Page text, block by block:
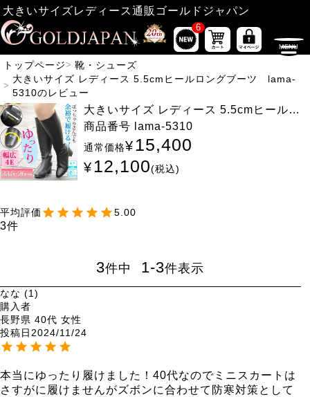
大きいサイズレディース通販ゴールドジャパン
6
トップページ
靴・シューズ
大きいサイズ レディース 5.5cmヒールロングブーツ lama-
5310のレビュー
大きいサイズ レディース 5.5cmヒールロ
ングブーツ lama-5310
商品番号 lama-5310
通常価格¥ 15,400
¥ 12,100 税込
5.00
3
3件中 1-3件表示
なな
1
購入者
長野県 40代 女性
投稿日 2024/11/24
本当にゆったり履けました！40代なのでミニスカートは
さすがに履けませんがズボンに合わせて防寒対策として